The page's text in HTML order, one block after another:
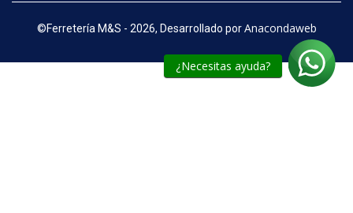
¿Necesitas ayuda?
©Ferretería M&S - 2026, Desarrollado por Anacondaweb